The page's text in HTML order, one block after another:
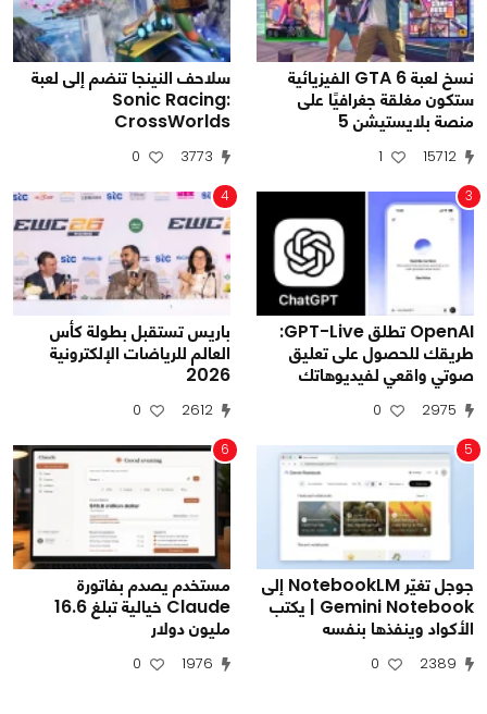
نسخ لعبة GTA 6 الفيزيائية
ستكون مغلقة جغرافيًا على
منصة بلايستيشن 5
15712
1
سلاحف النينجا تنضم إلى لعبة
Sonic Racing:
CrossWorlds
3773
0
3
OpenAI تطلق GPT-Live:
طريقك للحصول على تعليق
صوتي واقعي لفيديوهاتك
2975
0
4
باريس تستقبل بطولة كأس
العالم للرياضات الإلكترونية
2026
2612
0
5
جوجل تغيّر NotebookLM إلى
Gemini Notebook | يكتب
الأكواد وينفذها بنفسه
2389
0
6
مستخدم يصدم بفاتورة
Claude خيالية تبلغ 16.6
مليون دولار
1976
0